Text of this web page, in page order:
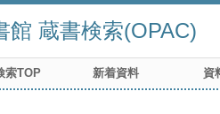
館 蔵書検索(OPAC)
索TOP 新着資料 資